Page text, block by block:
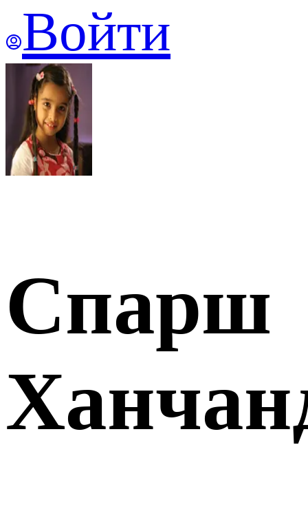
Войти
Спарш